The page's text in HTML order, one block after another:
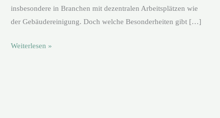
insbesondere in Branchen mit dezentralen Arbeitsplätzen wie
der Gebäudereinigung. Doch welche Besonderheiten gibt […]
Weiterlesen »